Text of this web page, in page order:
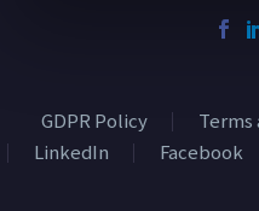
GDPR Policy Terms
LinkedIn
Facebook